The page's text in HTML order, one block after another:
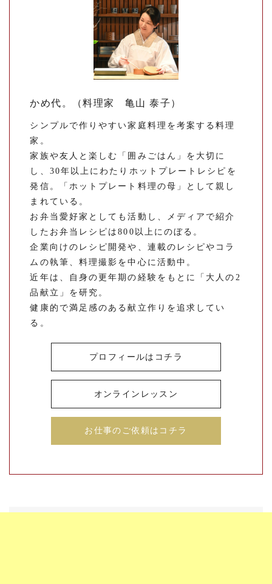
かめ代。（料理家 亀山 泰子）
シンプルで作りやすい家庭料理を考案する料理
家。
家族や友人と楽しむ「囲みごはん」を大切に
し、30年以上にわたりホットプレートレシピを
発信。「ホットプレート料理の母」として親し
まれている。
お弁当愛好家としても活動し、メディアで紹介
したお弁当レシピは800以上にのぼる。
企業向けのレシピ開発や、連載のレシピやコラ
ムの執筆、料理撮影を中心に活動中。
近年は、自身の更年期の経験をもとに「大人の2
品献立」を研究。
健康的で満足感のある献立作りを追求してい
る。
プロフィールはコチラ
オンラインレッスン
お仕事のご依頼はコチラ